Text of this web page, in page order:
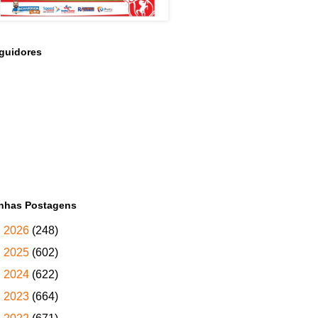
Postagens
2026 (248)
2025 (602)
2024 (622)
2023 (664)